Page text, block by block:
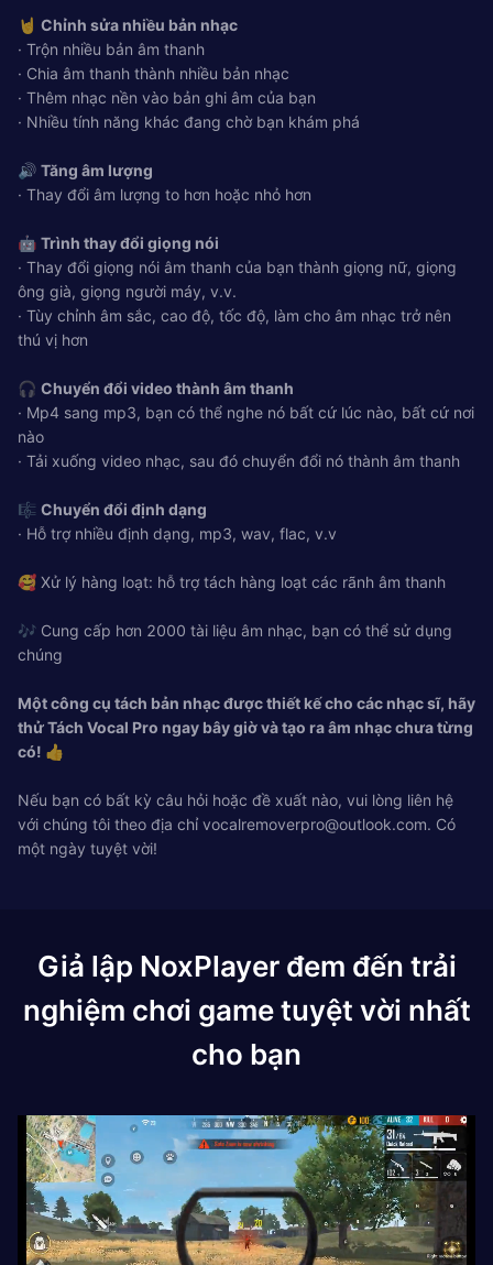
🤘 Chỉnh sửa nhiều bản nhạc
· Trộn nhiều bản âm thanh
· Chia âm thanh thành nhiều bản nhạc
· Thêm nhạc nền vào bản ghi âm của bạn
· Nhiều tính năng khác đang chờ bạn khám phá
🔊 Tăng âm lượng
· Thay đổi âm lượng to hơn hoặc nhỏ hơn
🤖 Trình thay đổi giọng nói
· Thay đổi giọng nói âm thanh của bạn thành giọng nữ, giọng
ông già, giọng người máy, v.v.
· Tùy chỉnh âm sắc, cao độ, tốc độ, làm cho âm nhạc trở nên
thú vị hơn
🎧 Chuyển đổi video thành âm thanh
· Mp4 sang mp3, bạn có thể nghe nó bất cứ lúc nào, bất cứ nơi
nào
· Tải xuống video nhạc, sau đó chuyển đổi nó thành âm thanh
🎼 Chuyển đổi định dạng
· Hỗ trợ nhiều định dạng, mp3, wav, flac, v.v
🥰 Xử lý hàng loạt: hỗ trợ tách hàng loạt các rãnh âm thanh
🎶 Cung cấp hơn 2000 tài liệu âm nhạc, bạn có thể sử dụng
chúng
Một công cụ tách bản nhạc được thiết kế cho các nhạc sĩ, hãy
thử Tách Vocal Pro ngay bây giờ và tạo ra âm nhạc chưa từng
có! 👍
Nếu bạn có bất kỳ câu hỏi hoặc đề xuất nào, vui lòng liên hệ
với chúng tôi theo địa chỉ vocalremoverpro@outlook.com. Có
một ngày tuyệt vời!
Giả lập NoxPlayer đem đến trải
nghiệm chơi game tuyệt vời nhất
cho bạn